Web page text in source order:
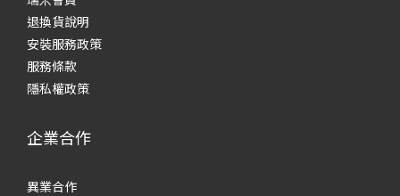
退換貨說明
安裝服務政策
服務條款
隱私權政策
企業合作
異業合作